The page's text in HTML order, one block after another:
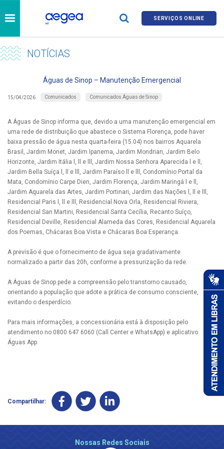
SERVIÇOS ONLINE
NOTÍCIAS
Águas de Sinop – Manutenção Emergencial
15/04/2026 Comunicados Comunicados Águas de Sinop
A Águas de Sinop informa que, devido a uma manutenção emergencial em
uma rede de distribuição que abastece o Sistema Florença, pode haver
baixa pressão de água nesta quarta-feira (15.04) nos bairros Aquarela
Brasil, Jardim Monet, Jardim Ipanema, Jardim Mondrian, Jardim Belo
Horizonte, Jardim Itália l, ll e lll, Jardim Nossa Senhora Aparecida l e ll,
Jardim Bella Suíça l, ll e lll, Jardim Paraíso ll e lll, Condomínio Portal da
Mata, Condomínio Carpe Dien, Jardim Florença, Jardim Maringá l e ll,
Jardim Aquarela das Artes, Jardim Portinari, Jardim das Nações l, ll e lll,
Residencial Paris l, ll e lll, Residencial Nova Orla, Residencial Riviera,
Residencial San Martini, Residencial Santa Cecília, Recanto Suíço,
Residencial Deville, Residencial Alameda das Cores, Residencial Aquarela
dos Poemas, Chácaras Boa Vista e Chácaras Boa Esperança.
A previsão é que o fornecimento de água seja gradativamente
normalizado a partir das 20h, conforme a pressurização da rede.
A Águas de Sinop pede a compreensão pelo transtorno causado,
orientando a população que adote a prática de consumo consciente,
evitando o desperdício.
Para mais informações, a concessionária está à disposição pelo
atendimento no 0800 647 6060 (Call Center e WhatsApp) e aplicativo
Águas App.
Compartilhar:
Nossas Redes Sociais